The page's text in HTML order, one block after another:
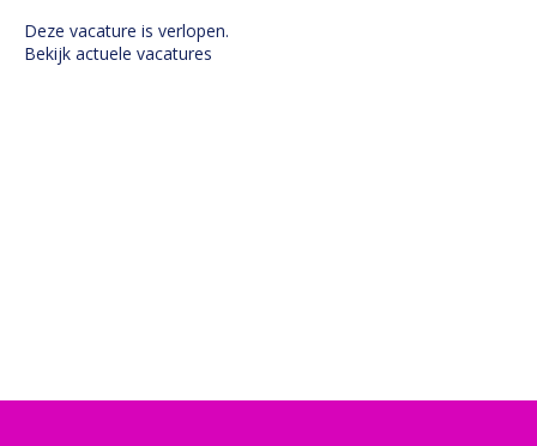
Deze vacature is verlopen.
Bekijk actuele vacatures